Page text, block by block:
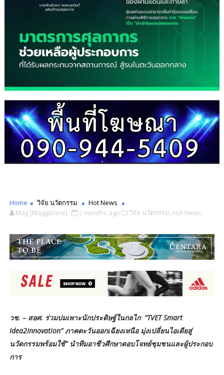
Home วิจัย นวัตกรรม
Hot News
Mag [Maggazine]
2 months ago วิจัย นวัตกรรม, Hot News,
วช. – สอศ. ร่วมบ่มเพาะนักประดิษฐ์ในกลไก “TVET Smart
Idea2Innovation” ภาคตะวันออกเฉียงเหนือ มุ่งเปลี่ยนไอเดียสู่
นวัตกรรมพร้อมใช้” นำทีมอาชีวศึกษาตอบโจทย์ชุมชนและผู้ประกอบ
การ